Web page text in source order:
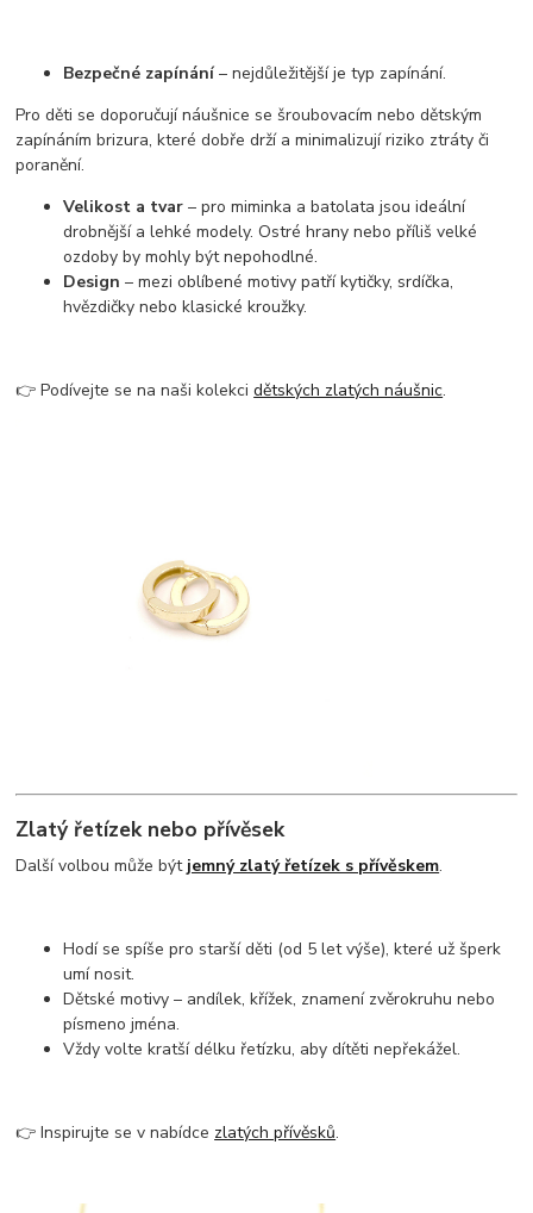
Bezpečné zapínání– nejdůležitější je typ zapínání.
Pro děti se doporučují náušnice se šroubovacím nebo dětským
zapínáním brizura, které dobře drží a minimalizují riziko ztráty či
poranění.
Velikost a tvar – pro miminka a batolata jsou ideální
drobnější a lehké modely. Ostré hrany nebo příliš velké
ozdoby by mohly být nepohodlné.
Design – mezi oblíbené motivy patří kytičky, srdíčka,
hvězdičky nebo klasické kroužky.
👉 Podívejte se na naši kolekcidětských zlatých náušnic.
Zlatý řetízek nebo přívěsek
Další volbou může být jemný zlatý řetízek s přívěskem.
Hodí se spíše pro starší děti (od 5 let výše), které už šperk
umí nosit.
Dětské motivy – andílek, křížek, znamení zvěrokruhu nebo
písmeno jména.
Vždy volte kratší délku řetízku, aby dítěti nepřekážel.
👉 Inspirujte se v nabídce zlatých přívěsků.